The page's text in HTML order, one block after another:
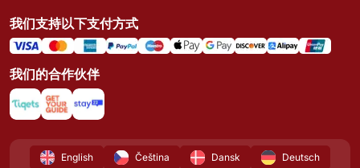
我们支持以下支付方式
我们的合作伙伴
English Čeština Dansk Deutsch